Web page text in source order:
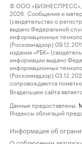
© ООО
2026. Сообщения и
(свидетельство о
выдано Федеральной
информационных
(Роскомнадзор)
издания «РБК»
информации выдано
информационных
(Роскомнадзор)
сопровождаются
Владельцем сайта
Данные предоставлены:
Индексы облигаций
Информация об
О соблюдении